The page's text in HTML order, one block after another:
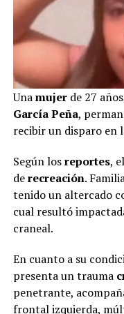
Unamujerde 27
García Peña,
recibir un disparo en
Según losreportes,
derecreación.
tenido un altercado
cual resultó
craneal.
En cuanto a su
presenta un trauma
penetrante,
frontal izquierda,